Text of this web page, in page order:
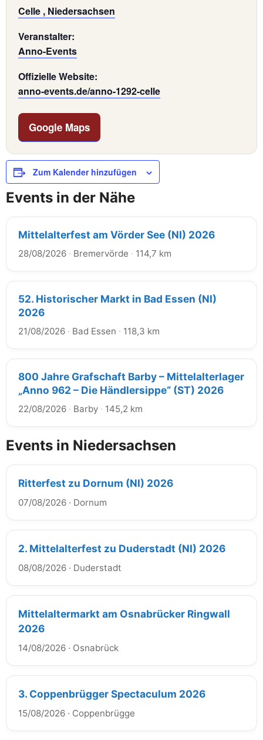
Celle , Niedersachsen
Veranstalter:
Anno-Events
Offizielle Website:
anno-events.de/anno-1292-celle
Google Maps
Zum Kalender hinzufügen
Events in der Nähe
Mittelalterfest am Vörder See (NI) 2026
28/08/2026 · Bremervörde · 114,7 km
52. Historischer Markt in Bad Essen (NI)
2026
21/08/2026 · Bad Essen · 118,3 km
800 Jahre Grafschaft Barby – Mittelalterlager
„Anno 962 – Die Händlersippe“ (ST) 2026
22/08/2026 · Barby · 145,2 km
Events in Niedersachsen
Ritterfest zu Dornum (NI) 2026
07/08/2026 · Dornum
2. Mittelalterfest zu Duderstadt (NI) 2026
08/08/2026 · Duderstadt
Mittelaltermarkt am Osnabrücker Ringwall
2026
14/08/2026 · Osnabrück
3. Coppenbrügger Spectaculum 2026
15/08/2026 · Coppenbrügge